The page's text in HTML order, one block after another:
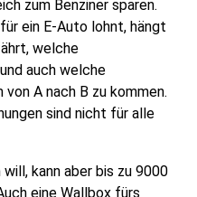
zum Benziner sparen.
ein E-Auto lohnt, hängt
welche
auch welche
A nach B zu kommen.
sind nicht für alle
kann aber bis zu 9000
eine Wallbox fürs